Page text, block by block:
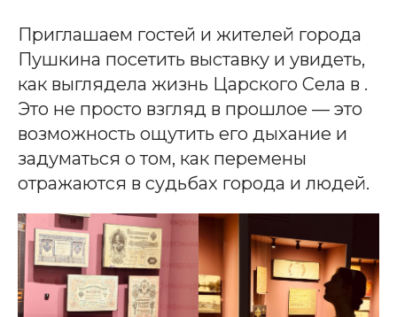
Приглашаем гостей и жителей города
Пушкина посетить выставку и увидеть,
как выглядела жизнь Царского Села в .
Это не просто взгляд в прошлое — это
возможность ощутить его дыхание и
задуматься о том, как перемены
отражаются в судьбах города и людей.